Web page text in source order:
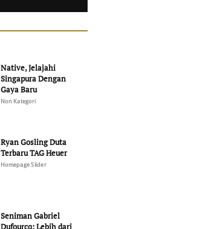
Native, Jelajahi
Singapura Dengan
Gaya Baru
Non Kategori
Ryan Gosling Duta
Terbaru TAG Heuer
Homepage Slider
Seniman Gabriel
Dufourcq: Lebih dari